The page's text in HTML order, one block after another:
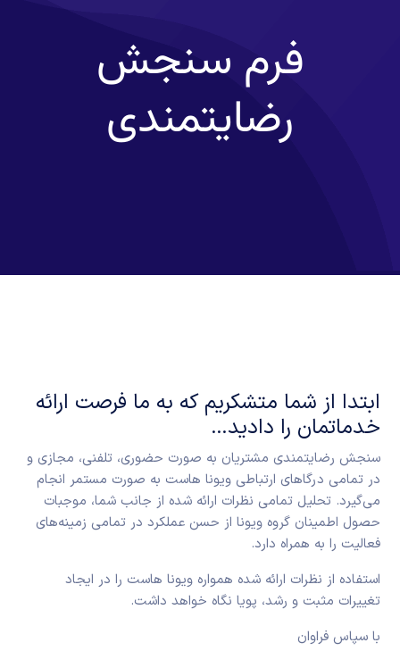
فرم سنجش
رضایتمندی
ابتدا از شما متشکریم که به ما فرصت ارائه
خدماتمان را دادید…
سنجش رضایتمندی مشتریان به صورت حضوری، تلفنی، مجازی و
در تمامی درگاهای ارتباطی ویونا هاست به صورت مستمر انجام
می‌گیرد. تحلیل تمامی نظرات ارائه شده از جانب شما، موجبات
حصول اطمینان گروه ویونا از حسن عملکرد در تمامی زمینه‌های
فعالیت را به همراه دارد.
استفاده از نظرات ارائه شده همواره ویونا هاست را در ایجاد
تغییرات مثبت و رشد، پویا نگاه خواهد داشت.
با سپاس فراوان